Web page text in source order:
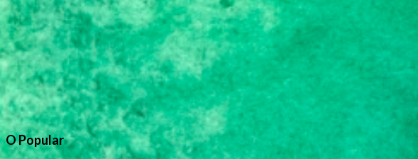
O Popular